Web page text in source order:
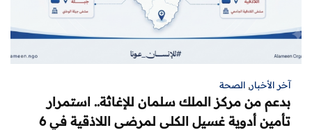
آخر الأخبار, الصحة
بدعم من مركز الملك سلمان للإغاثة.. استمرار
تأمين أدوية غسيل الكلى لمرضى اللاذقية في 6